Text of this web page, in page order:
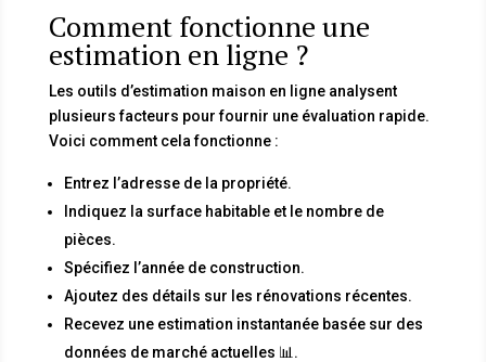
Comment fonctionne une
estimation en ligne ?
Les outils d’estimation maison en ligne analysent
plusieurs facteurs pour fournir une évaluation rapide.
Voici comment cela fonctionne :
Entrez l’adresse de la propriété.
Indiquez la surface habitable et le nombre de
pièces.
Spécifiez l’année de construction.
Ajoutez des détails sur les rénovations récentes.
Recevez une estimation instantanée basée sur des
données de marché actuelles 📊.